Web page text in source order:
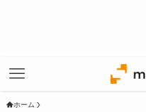
ホーム